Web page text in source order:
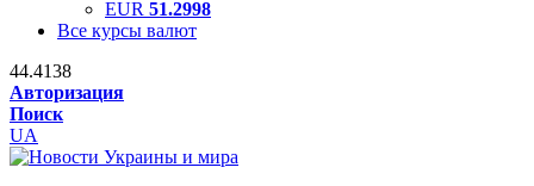
EUR 51.2998
Все курсы валют
44.4138
Авторизация
Поиск
UA